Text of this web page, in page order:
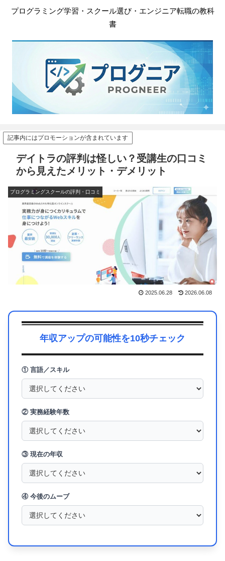
プログラミング学習・スクール選び・エンジニア転職の教科
書
記事内にはプロモーションが含まれています
デイトラの評判は怪しい？受講生の口コミ
から見えたメリット・デメリット
プログラミングスクールの評判・口コミ
2025.06.28 2026.06.08
年収アップの可能性を10秒チェック
① 言語／スキル
② 実務経験年数
③ 現在の年収
④ 今後のムーブ